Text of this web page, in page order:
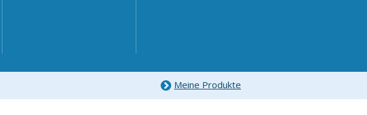
Meine Produkte